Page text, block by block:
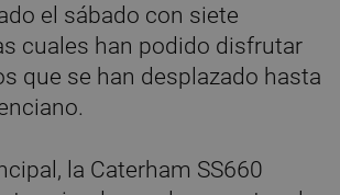
el sábado con siete
cuales han podido disfrutar
que se han desplazado hasta
la Caterham SS660